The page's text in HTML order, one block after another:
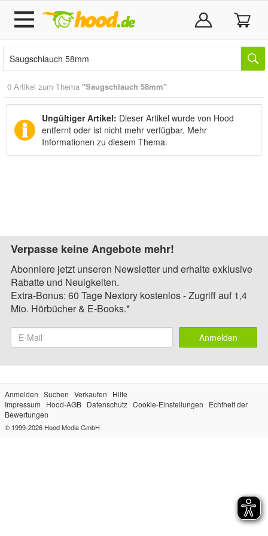
0 Artikel zum Thema "Saugschlauch 58mm"
Ungültiger Artikel: Dieser Artikel wurde von Hood
entfernt oder ist nicht mehr verfügbar. Mehr
Informationen zu diesem Thema.
Verpasse keine Angebote mehr!
Abonniere jetzt unseren Newsletter und erhalte exklusive
Rabatte und Neuigkeiten.
Extra-Bonus: 60 Tage Nextory kostenlos - Zugriff auf 1,4
Mio. Hörbücher & E-Books.*
Anmelden
Anmelden Suchen Verkaufen
Hilfe
Impressum
Hood-AGB Datenschutz Cookie-Einstellungen
Echtheit der
Bewertungen
© 1999-2026 Hood Media GmbH